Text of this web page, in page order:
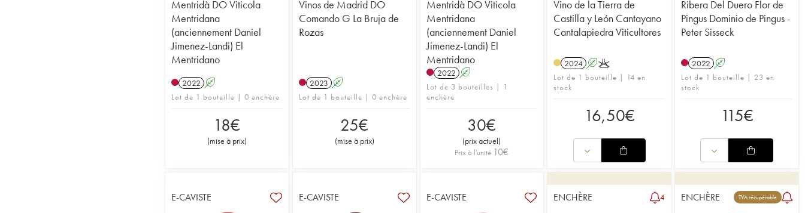
Mentridà DO Viticola
Mentridana
(anciennement Daniel
Jimenez-Landi) El
Mentridano
2022 A
Lot de 1 bouteille | 0 enchère
18€
(mise à prix)
Vinos de Madrid DO
Comando G La Bruja de
Rozas
2023 A
Lot de 1 bouteille | 0 enchère
25€
(mise à prix)
Mentridà DO Viticola
Mentridana
(anciennement Daniel
Jimenez-Landi) El
Mentridano
2022 A
Lot de 3 bouteilles | 1
enchère
30€
(prix actuel)
Prix à l'unité 10€
Vino de la Tierra de
Castilla y León Cantayano
Cantalapiedra Viticultores
2024 AK
Lot de 1 bouteille | 14 en
stock
16,50€
Ribera Del Duero Flor de
Pingus Dominio de Pingus -
Peter Sisseck
2022 A
Lot de 1 bouteille | 23 en
stock
115€
E-CAVISTE E-CAVISTE E-CAVISTE ENCHÈRE 4 ENCHÈRE TVA récupérable